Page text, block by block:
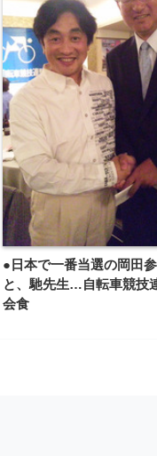
●日本で一番当選の岡田
と、馳先生…自転車競技
会食